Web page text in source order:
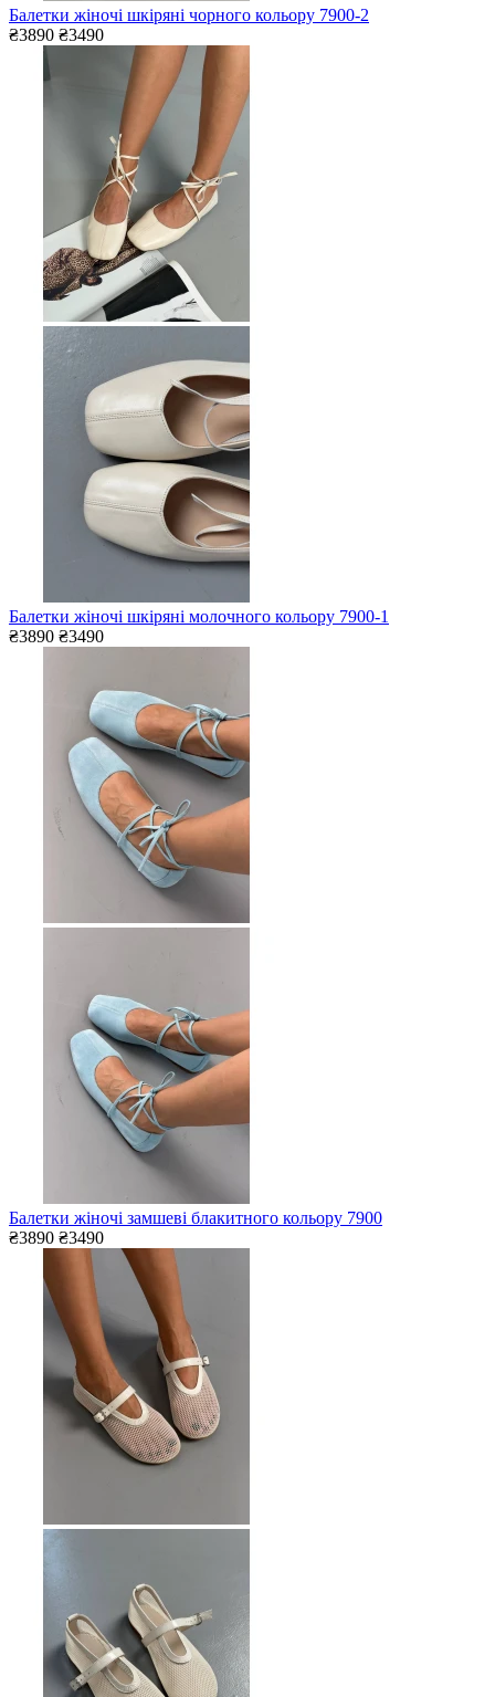
Балетки жіночі шкіряні чорного кольору 7900-2
₴3890 ₴3490
Балетки жіночі шкіряні молочного кольору 7900-1
₴3890 ₴3490
Балетки жіночі замшеві блакитного кольору 7900
₴3890 ₴3490